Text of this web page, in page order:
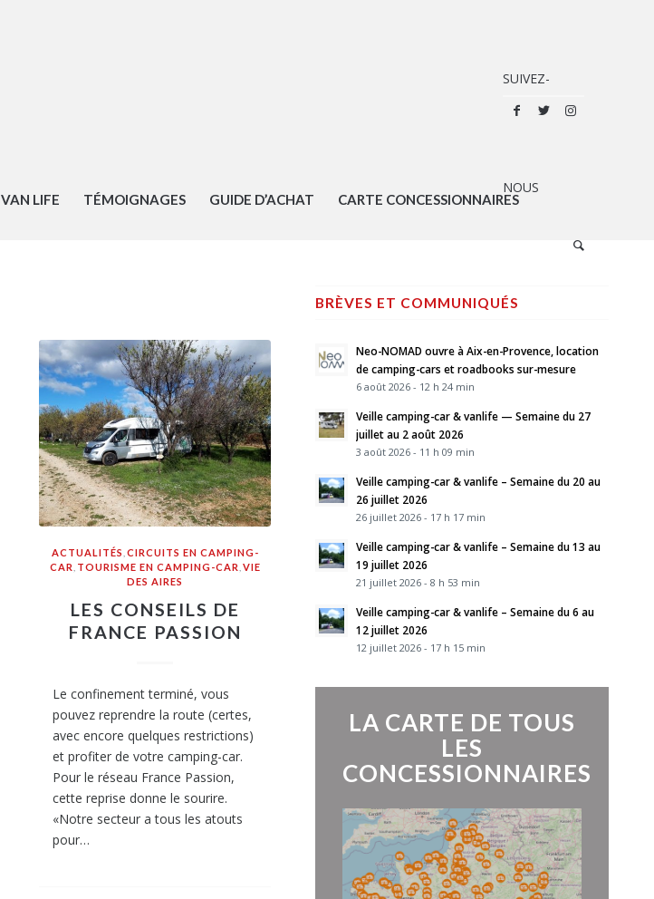
VAN LIFE TÉMOIGNAGES GUIDE D’ACHAT CARTE CONCESSIONNAIRES
ACTUALITÉS CIRCUITS EN CAMPING-
CAR TOURISME EN CAMPING-CAR VIE
DES AIRES
LES CONSEILS DE
FRANCE PASSION
Le confinement terminé, vous
pouvez reprendre la route (certes,
avec encore quelques restrictions)
et profiter de votre camping-car.
Pour le réseau France Passion,
cette reprise donne le sourire.
«Notre secteur a tous les atouts
pour…
BRÈVES ET COMMUNIQUÉS
Neo-NOMAD ouvre à Aix-en-Provence, location
de camping-cars et roadbooks sur-mesure
6 août 2026 - 12 h 24 min
Veille camping-car & vanlife — Semaine du 27
juillet au 2 août 2026
3 août 2026 - 11 h 09 min
Veille camping-car & vanlife – Semaine du 20 au
26 juillet 2026
26 juillet 2026 - 17 h 17 min
Veille camping-car & vanlife – Semaine du 13 au
19 juillet 2026
21 juillet 2026 - 8 h 53 min
Veille camping-car & vanlife – Semaine du 6 au
12 juillet 2026
12 juillet 2026 - 17 h 15 min
LA CARTE DE TOUS
LES
CONCESSIONNAIRES